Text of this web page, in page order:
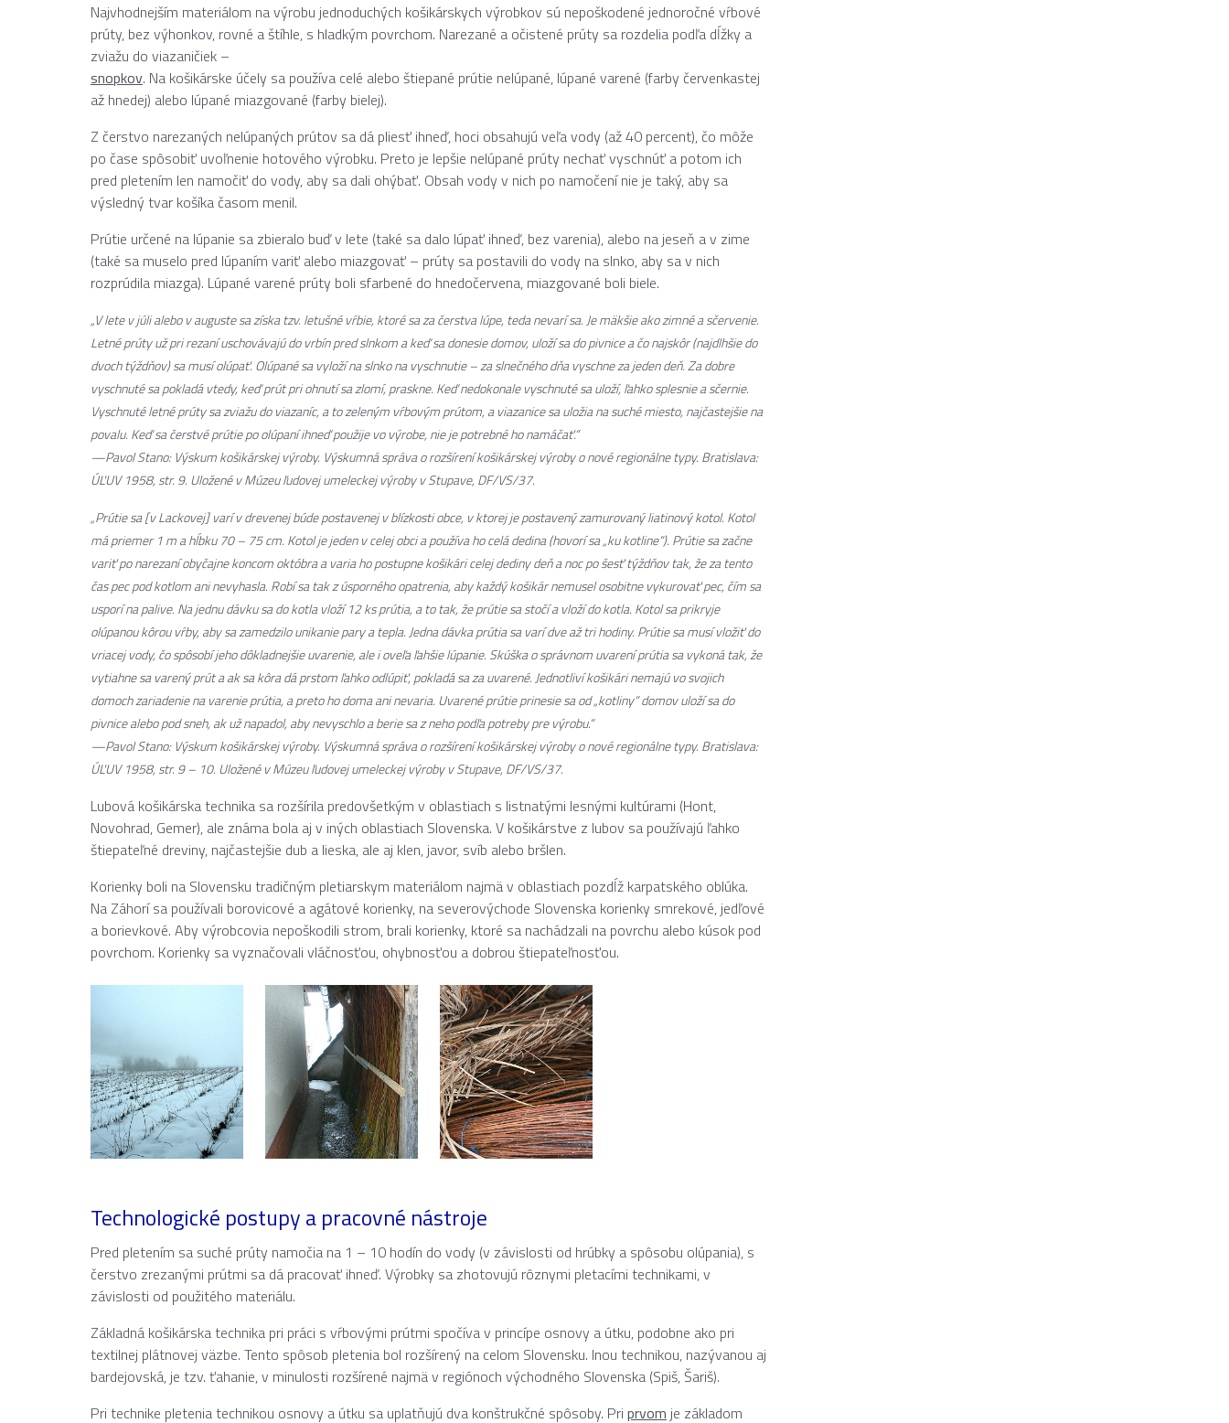
Najvhodnejším materiálom na výrobu jednoduchých košikárskych výrobkov sú nepoškodené jednoročné vŕbové
prúty, bez výhonkov, rovné a štíhle, s hladkým povrchom. Narezané a očistené prúty sa rozdelia podľa dĺžky a
zviažu do viazaničiek –
snopkov. Na košikárske účely sa používa celé alebo štiepané prútie nelúpané, lúpané varené (farby červenkastej
až hnedej) alebo lúpané miazgované (farby bielej).
Z čerstvo narezaných nelúpaných prútov sa dá pliesť ihneď, hoci obsahujú veľa vody (až 40 percent), čo môže
po čase spôsobiť uvoľnenie hotového výrobku. Preto je lepšie nelúpané prúty nechať vyschnúť a potom ich
pred pletením len namočiť do vody, aby sa dali ohýbať. Obsah vody v nich po namočení nie je taký, aby sa
výsledný tvar košíka časom menil.
Prútie určené na lúpanie sa zbieralo buď v lete (také sa dalo lúpať ihneď, bez varenia), alebo na jeseň a v zime
(také sa muselo pred lúpaním variť alebo miazgovať – prúty sa postavili do vody na slnko, aby sa v nich
rozprúdila miazga). Lúpané varené prúty boli sfarbené do hnedočervena, miazgované boli biele.
„V lete v júli alebo v auguste sa získa tzv. letušné vŕbie, ktoré sa za čerstva lúpe, teda nevarí sa. Je mäkšie ako zimné a sčervenie.
Letné prúty už pri rezaní uschovávajú do vrbín pred slnkom a keď sa donesie domov, uloží sa do pivnice a čo najskôr (najdlhšie do
dvoch týždňov) sa musí olúpať. Olúpané sa vyloží na slnko na vyschnutie – za slnečného dňa vyschne za jeden deň. Za dobre
vyschnuté sa pokladá vtedy, keď prút pri ohnutí sa zlomí, praskne. Keď nedokonale vyschnuté sa uloží, ľahko splesnie a sčernie.
Vyschnuté letné prúty sa zviažu do viazaníc, a to zeleným vŕbovým prútom, a viazanice sa uložia na suché miesto, najčastejšie na
povalu. Keď sa čerstvé prútie po olúpaní ihneď použije vo výrobe, nie je potrebné ho namáčať.“
—Pavol Stano:Výskum košikárskej výroby. Výskumná správa o rozšírení košikárskej výroby o nové regionálne typy. Bratislava:
ÚĽUV 1958, str. 9. Uložené v Múzeu ľudovej umeleckej výroby v Stupave, DF/VS/37.
„Prútie sa [v Lackovej] varí v drevenej búde postavenej v blízkosti obce, v ktorej je postavený zamurovaný liatinový kotol. Kotol
má priemer 1 m a hĺbku 70 – 75 cm. Kotol je jeden v celej obci a používa ho celá dedina (hovorí sa „ku kotline“). Prútie sa začne
variť po narezaní obyčajne koncom októbra a varia ho postupne košikári celej dediny deň a noc po šesť týždňov tak, že za tento
čas pec pod kotlom ani nevyhasla. Robí sa tak z úsporného opatrenia, aby každý košikár nemusel osobitne vykurovať pec, čím sa
usporí na palive. Na jednu dávku sa do kotla vloží 12 ks prútia, a to tak, že prútie sa stočí a vloží do kotla. Kotol sa prikryje
olúpanou kôrou vŕby, aby sa zamedzilo unikanie pary a tepla. Jedna dávka prútia sa varí dve až tri hodiny. Prútie sa musí vložiť do
vriacej vody, čo spôsobí jeho dôkladnejšie uvarenie, ale i oveľa ľahšie lúpanie. Skúška o správnom uvarení prútia sa vykoná tak, že
vytiahne sa varený prút a ak sa kôra dá prstom ľahko odlúpiť, pokladá sa za uvarené. Jednotliví košikári nemajú vo svojich
domoch zariadenie na varenie prútia, a preto ho doma ani nevaria. Uvarené prútie prinesie sa od „kotliny“ domov uloží sa do
pivnice alebo pod sneh, ak už napadol, aby nevyschlo a berie sa z neho podľa potreby pre výrobu.“
—Pavol Stano:Výskum košikárskej výroby. Výskumná správa o rozšírení košikárskej výroby o nové regionálne typy. Bratislava:
ÚĽUV 1958, str. 9 – 10. Uložené v Múzeu ľudovej umeleckej výroby v Stupave, DF/VS/37.
Lubová košikárska technika sa rozšírila predovšetkým v oblastiach s listnatými lesnými kultúrami (Hont,
Novohrad, Gemer), ale známa bola aj v iných oblastiach Slovenska. V košikárstve z lubov sa používajú ľahko
štiepateľné dreviny, najčastejšie dub a lieska, ale aj klen, javor, svíb alebo bršlen.
Korienky boli na Slovensku tradičným pletiarskym materiálom najmä v oblastiach pozdĺž karpatského oblúka.
Na Záhorí sa používali borovicové a agátové korienky, na severovýchode Slovenska korienky smrekové, jedľové
a borievkové. Aby výrobcovia nepoškodili strom, brali korienky, ktoré sa nachádzali na povrchu alebo kúsok pod
povrchom. Korienky sa vyznačovali vláčnosťou, ohybnosťou a dobrou štiepateľnosťou.
Technologické postupy a pracovné nástroje
Pred pletením sa suché prúty namočia na 1 – 10 hodín do vody (v závislosti od hrúbky a spôsobu olúpania), s
čerstvo zrezanými prútmi sa dá pracovať ihneď. Výrobky sa zhotovujú rôznymi pletacími technikami, v
závislosti od použitého materiálu.
Základná košikárska technika pri práci s vŕbovými prútmi spočíva v princípe osnovy a útku, podobne ako pri
textilnej plátnovej väzbe. Tento spôsob pletenia bol rozšírený na celom Slovensku. Inou technikou, nazývanou aj
bardejovská, je tzv. ťahanie, v minulosti rozšírené najmä v regiónoch východného Slovenska (Spiš, Šariš).
Pri technike pletenia technikou osnovy a útku sa uplatňujú dva konštrukčné spôsoby. Pri prvom je základom